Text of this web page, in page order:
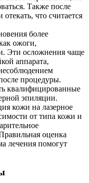
Также после
что считается
более
ожоги,
Эти осложнения чаще
аппарата,
процедуры.
квалифицированные
эпиляции.
кожи на лазерное
от типа кожи и
оценка
лечения помогут